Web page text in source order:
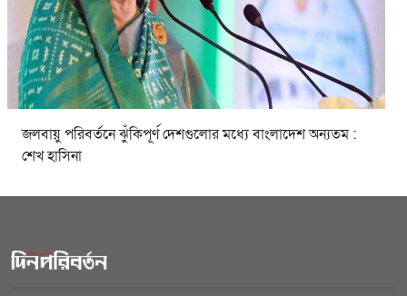
জলবায়ু পরিবর্তনে ঝুঁকিপূর্ণ দেশগুলোর মধ্যে বাংলাদেশ অন্যতম :
শেখ হাসিনা